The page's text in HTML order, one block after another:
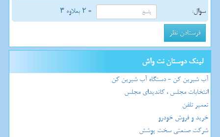
سوال: = ۲ بعلاوه ۳
لینک دوستان نت واش
آب شیرین کن - دستگاه آب شیرین کن
انتخابات مجلس ، کاندیدای مجلس
تعمیر تلفن
خرید و فروش خودرو
شرکت صنعتی سخت پوشش